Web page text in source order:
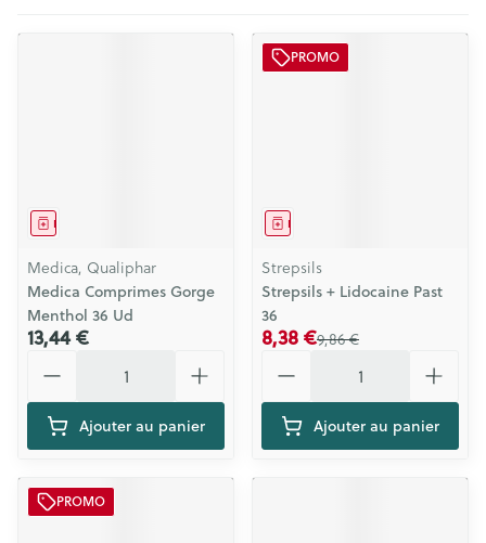
Médicament
Medica, Qualiphar
Medica Comprimes Gorge
Menthol 36 Ud
13,44 €
Ajouter au panier
PROMO
Médicament
Strepsils
Strepsils + Lidocaine Past
36
9,86 €
8,38 €
Ajouter au panier
PROMO